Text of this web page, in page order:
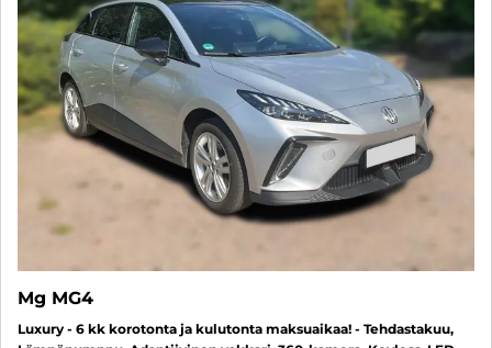
Mg MG4
Luxury - 6 kk korotonta ja kulutonta maksuaikaa! - Tehdastakuu,